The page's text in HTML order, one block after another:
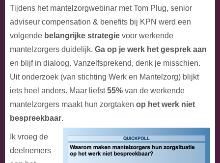
Tijdens het mantelzorgwebinar met Tom Plug, senior
adviseur compensation & benefits bij KPN werd een
volgende belangrijke strategie voor werkende
mantelzorgers duidelijk. Ga op je werk het gesprek aan
en blijf in dialoog. Vanzelfsprekend, denk je misschien.
Uit onderzoek (van stichting Werk en Mantelzorg) blijkt
iets heel anders. Maar liefst55% van de werkende
mantelzorgers maakt hun zorgtaken op het werk niet
bespreekbaar.
Ik vroeg de
deelnemers